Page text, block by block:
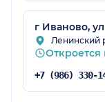
определился.
г Иваново,
Ленинский
Откроется